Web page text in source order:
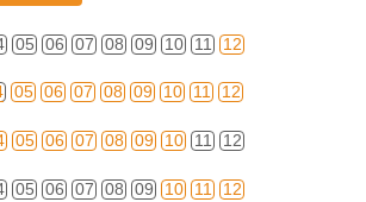
05 06 07 08 09 10 11 12
05 06 07 08 09 10 11 12
05 06 07 08 09 10 11 12
05 06 07 08 09 10 11 12